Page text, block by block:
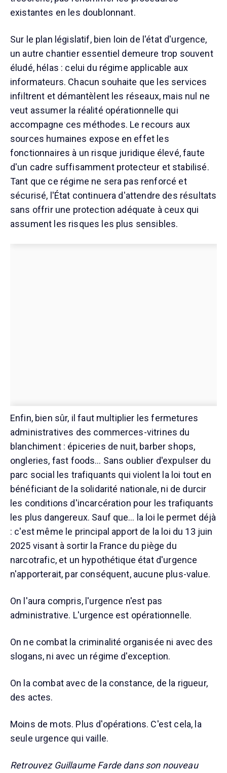
existantes en les doublonnant.
Sur le plan législatif, bien loin de l'état d'urgence,
un autre chantier essentiel demeure trop souvent
éludé, hélas : celui du régime applicable aux
informateurs. Chacun souhaite que les services
infiltrent et démantèlent les réseaux, mais nul ne
veut assumer la réalité opérationnelle qui
accompagne ces méthodes. Le recours aux
sources humaines expose en effet les
fonctionnaires à un risque juridique élevé, faute
d'un cadre suffisamment protecteur et stabilisé.
Tant que ce régime ne sera pas renforcé et
sécurisé, l'État continuera d'attendre des résultats
sans offrir une protection adéquate à ceux qui
assument les risques les plus sensibles.
Enfin, bien sûr, il faut multiplier les fermetures
administratives des commerces-vitrines du
blanchiment : épiceries de nuit, barber shops,
ongleries, fast foods… Sans oublier d'expulser du
parc social les trafiquants qui violent la loi tout en
bénéficiant de la solidarité nationale, ni de durcir
les conditions d'incarcération pour les trafiquants
les plus dangereux. Sauf que… la loi le permet déjà
: c'est même le principal apport de la loi du 13 juin
2025 visant à sortir la France du piège du
narcotrafic, et un hypothétique état d'urgence
n'apporterait, par conséquent, aucune plus-value.
On l'aura compris, l'urgence n'est pas
administrative. L'urgence est opérationnelle.
On ne combat la criminalité organisée ni avec des
slogans, ni avec un régime d'exception.
On la combat avec de la constance, de la rigueur,
des actes.
Moins de mots. Plus d'opérations. C'est cela, la
seule urgence qui vaille.
Retrouvez Guillaume Farde dans son nouveau